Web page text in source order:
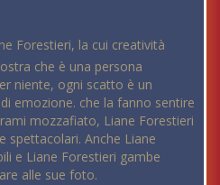
Forestieri, la cui creatività
che è una persona
niente, ogni scatto è un
emozione. che la fanno sentire
mozzafiato, Liane Forestieri
spettacolari. Anche Liane
e Liane Forestieri gambe
alle sue foto.